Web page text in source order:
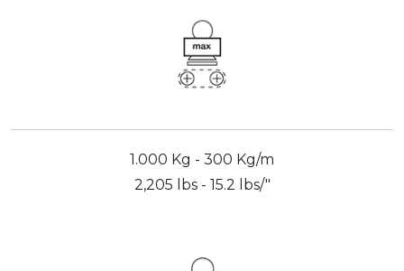
1.000 Kg - 300 Kg/m
2,205 lbs - 15.2 lbs/"